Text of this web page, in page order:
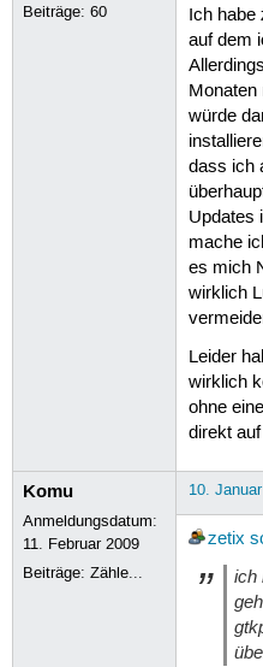
Beiträge:60
Ich habe
auf dem
Monaten
würde
dass ich
Updates
mache
es mich
wirklich
Leider
wirklich
ohne
direkt
Komu
Anmeldungsdatum:
11. Februar 2009
Beiträge:Zähle...
10.
zetix
ich